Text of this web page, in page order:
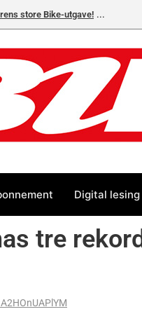
store Bike-utgave!
Digital lesing
tre